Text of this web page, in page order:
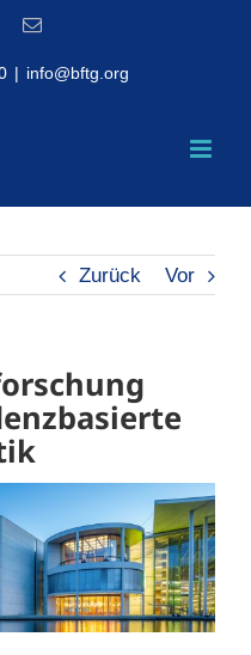
Email
| info@bftg.org
Zurück Vor